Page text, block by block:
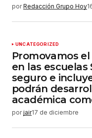
por Redacción Grupo Hoy
UNCATEGORIZED
Promovamos
en las
seguro e
podrán
académica
por jair17 de diciembre